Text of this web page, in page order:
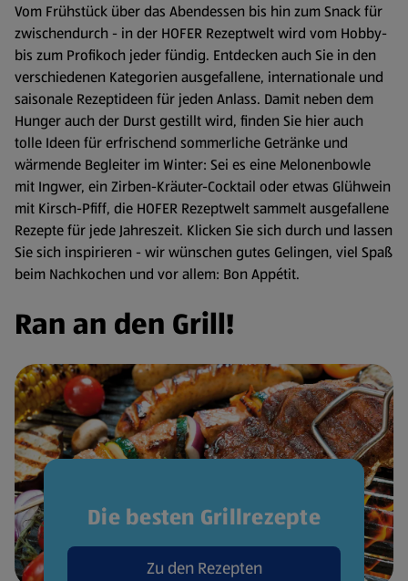
Vom Frühstück über das Abendessen bis hin zum Snack für
zwischendurch - in der HOFER Rezeptwelt wird vom Hobby-
bis zum Profikoch jeder fündig. Entdecken auch Sie in den
verschiedenen Kategorien ausgefallene, internationale und
saisonale Rezeptideen für jeden Anlass. Damit neben dem
Hunger auch der Durst gestillt wird, finden Sie hier auch
tolle Ideen für erfrischend sommerliche Getränke und
wärmende Begleiter im Winter: Sei es eine Melonenbowle
mit Ingwer, ein Zirben-Kräuter-Cocktail oder etwas Glühwein
mit Kirsch-Pfiff, die HOFER Rezeptwelt sammelt ausgefallene
Rezepte für jede Jahreszeit. Klicken Sie sich durch und lassen
Sie sich inspirieren - wir wünschen gutes Gelingen, viel Spaß
beim Nachkochen und vor allem: Bon Appétit.
Ran an den Grill!
Die besten Grillrezepte
Zu den Rezepten